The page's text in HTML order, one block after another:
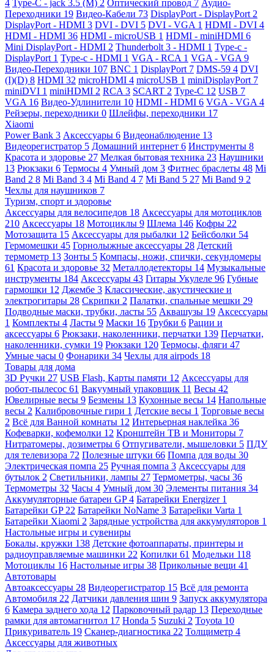
4 Type-C - jack 3.5 (M) 2 Оптический провод 7 Аудио-
Переходники 19 Видео-Кабели 73 DisplayPort - DisplayPort 2
DisplayPort - HDMI 3 DVI - DVI 5 DVI - VGA 1 HDMI - DVI 4
HDMI - HDMI 36 HDMI - microUSB 1 HDMI - miniHDMI 6
Mini DisplayPort - HDMI 2 Thunderbolt 3 - HDMI 1 Type-c -
DisplayPort 1 Type-c - HDMI 1 VGA - RCA 1 VGA - VGA 9
Видео-Переходники 107 BNC 1 DisplayPort 7 DMS-59 4 DVI
(I)(D) 8 HDMI 32 microHDMI 4 microUSB 1 miniDisplayPort 7
miniDVI 1 miniHDMI 2 RCA 3 SCART 2 Type-C 12 USB 7
VGA 16 Видео-Удлинители 10 HDMI - HDMI 6 VGA - VGA 4
Рейзеры, переходники 0 Шлейфы, переходники 17
Xiaomi
Power Bank 3 Аксессуары 6 Видеонаблюдение 13
Видеорегистратор 5 Домашний интернет 6 Инструменты 8
Красота и здоровье 27 Мелкая бытовая техника 23 Наушники
13 Рюкзаки 6 Термосы 4 Умный дом 3 Фитнес браслеты 48 Mi
Band 2 8 Mi Band 3 4 Mi Band 4 7 Mi Band 5 27 Mi Band 9 2
Чехлы для наушников 7
Туризм, спорт и здоровье
Аксессуары для велосипедов 18 Аксессуары для мотоциклов
210 Аксессуары 18 Мотоциклы 9 Шлема 146 Кофры 22
Мотозащита 15 Аксессуары для рыбалки 12 Бейсболки 54
Гермомешки 45 Горнолыжные аксессуары 28 Детский
термометр 13 Зонты 5 Компасы, ножи, спички, секундомеры
61 Красота и здоровье 32 Металлодетекторы 14 Музыкальные
инструменты 184 Аксессуары 43 Гитары Укулеле 96 Губные
гармошки 12 Джембе 3 Классические, акустические и
электрогитары 28 Скрипки 2 Палатки, спальные мешки 29
Подводные маски, трубки, ласты 55 Аквашузы 19 Аксессуары
1 Комплекты 4 Ласты 9 Маски 16 Трубки 6 Рации и
аксессуары 6 Рюкзаки, наколенники, перчатки 139 Перчатки,
наколенники, сумки 19 Рюкзаки 120 Термосы, фляги 47
Умные часы 0 Фонарики 34 Чехлы для airpods 18
Товары для дома
3D Ручки 27 USB Flash, Карты памяти 12 Аксессуары для
робот-пылесос 61 Вакуумный упаковщик 11 Весы 42
Ювелирные весы 9 Безмены 13 Кухонные весы 14 Напольные
весы 2 Калибровочные гири 1 Детские весы 1 Торговые весы
2 Всё для Ванной комнаты 12 Интерьерная наклейка 36
Кофеварки, кофемолки 12 Кронштейн ТВ и Мониторы 7
Нитратомеры, дозиметры 6 Отпугиватели, мышеловки 5 ПДУ
для телевизора 72 Полезные штуки 66 Помпа для воды 30
Электрическая помпа 25 Ручная помпа 3 Аксессуары для
бутылок 2 Светильники, лампы 27 Термометры, часы 36
Термометры 32 Часы 4 Умный дом 30 Элементы питания 34
Аккумуляторные батареи GP4 Батарейки Energizer 1
Батарейки GP 22 Батарейки NoName 3 Батарейки Varta 1
Батарейки Xiaomi 2 Зарядные устройства для аккумуляторов 1
Настольные игры и сувениры
Бокалы, кружки 138 Детские фотоаппараты, принтеры и
радиоуправляемые машинки 22 Копилки 61 Модельки 118
Мотоциклы 16 Настольные игры 38 Прикольные вещи 41
Автотовары
Автоаксессуары 28 Видеорегистратор 15 Всё для ремонта
Автомобиля 22 Датчики давления шин 9 Запуск аккумулятора
6 Камера заднего хода 12 Парковочный радар 13 Переходные
рамки для автомагнитол 17 Honda 5 Suzuki 2 Toyota 10
Прикуриватель 19 Сканер-диагностика 22 Толщиметр 4
Аксессуары для животных